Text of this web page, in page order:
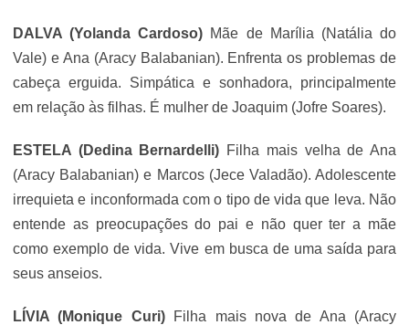
DALVA (Yolanda Cardoso) Mãe de Marília (Natália do
Vale) e Ana (Aracy Balabanian). Enfrenta os problemas de
cabeça erguida. Simpática e sonhadora, principalmente
em relação às filhas. É mulher de Joaquim (Jofre Soares).
ESTELA (Dedina Bernardelli) Filha mais velha de Ana
(Aracy Balabanian) e Marcos (Jece Valadão). Adolescente
irrequieta e inconformada com o tipo de vida que leva. Não
entende as preocupações do pai e não quer ter a mãe
como exemplo de vida. Vive em busca de uma saída para
seus anseios.
LÍVIA (Monique Curi)Filha mais nova de Ana (Aracy